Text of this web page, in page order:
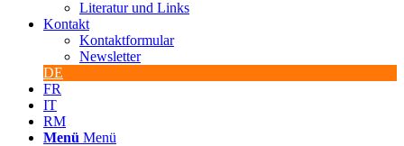
Literatur und Links
Kontakt
Kontaktformular
Newsletter
DE
FR
IT
RM
Menü Menü